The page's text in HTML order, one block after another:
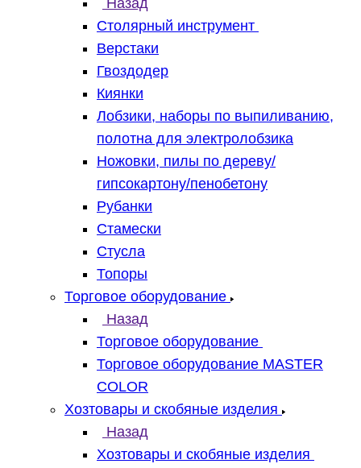
Назад
Столярный инструмент
Верстаки
Гвоздодер
Киянки
Лобзики, наборы по выпиливанию,
полотна для электролобзика
Ножовки, пилы по дереву/
гипсокартону/пенобетону
Рубанки
Стамески
Стусла
Топоры
Торговое оборудование
Назад
Торговое оборудование
Торговое оборудование MASTER
COLOR
Хозтовары и скобяные изделия
Назад
Хозтовары и скобяные изделия